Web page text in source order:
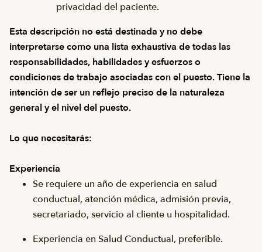
privacidad del paciente.
Esta descripción no está destinada y no debe
interpretarse como una lista exhaustiva de todas las
responsabilidades, habilidades y esfuerzos o
condiciones de trabajo asociadas con el puesto. Tiene la
intención de ser un reflejo preciso de la naturaleza
general y el nivel del puesto.
Lo que necesitarás:
Experiencia
Se requiere un año de experiencia en salud
conductual, atención médica, admisión previa,
secretariado, servicio al cliente u hospitalidad.
Experiencia en Salud Conductual, preferible.